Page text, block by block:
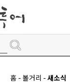
홈 - 볼거리 - 새소식